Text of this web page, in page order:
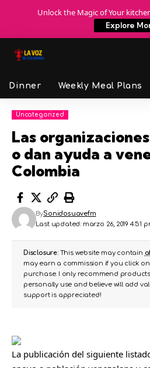
Unlock the Magic of Your
Explore
Dinner Weekly Meal Plans
Uncategorized
Las
o dan ayuda a
Colombia
Last updated: marzo 26, 2019 4:51
BySonidosuavefm
Disclosure:This website may contain
may earn a commission if you click
purchase. I only recommend
personally use and believe will add
support is appreciated!
La publicación del siguiente